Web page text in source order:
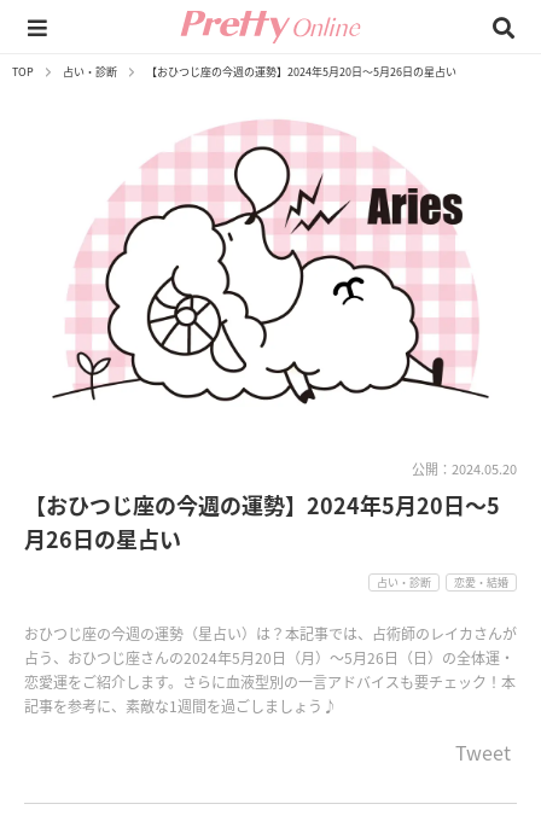
TOP 占い・診断 【おひつじ座の今週の運勢】2024年5月20日～5月26日の星占い
公開：2024.05.20
【おひつじ座の今週の運勢】2024年5月20日～5
月26日の星占い
占い・診断 恋愛・結婚
おひつじ座の今週の運勢（星占い）は？本記事では、占術師のレイカさんが
占う、おひつじ座さんの2024年5月20日（月）〜5月26日（日）の全体運・
恋愛運をご紹介します。さらに血液型別の一言アドバイスも要チェック！本
記事を参考に、素敵な1週間を過ごしましょう♪
Tweet